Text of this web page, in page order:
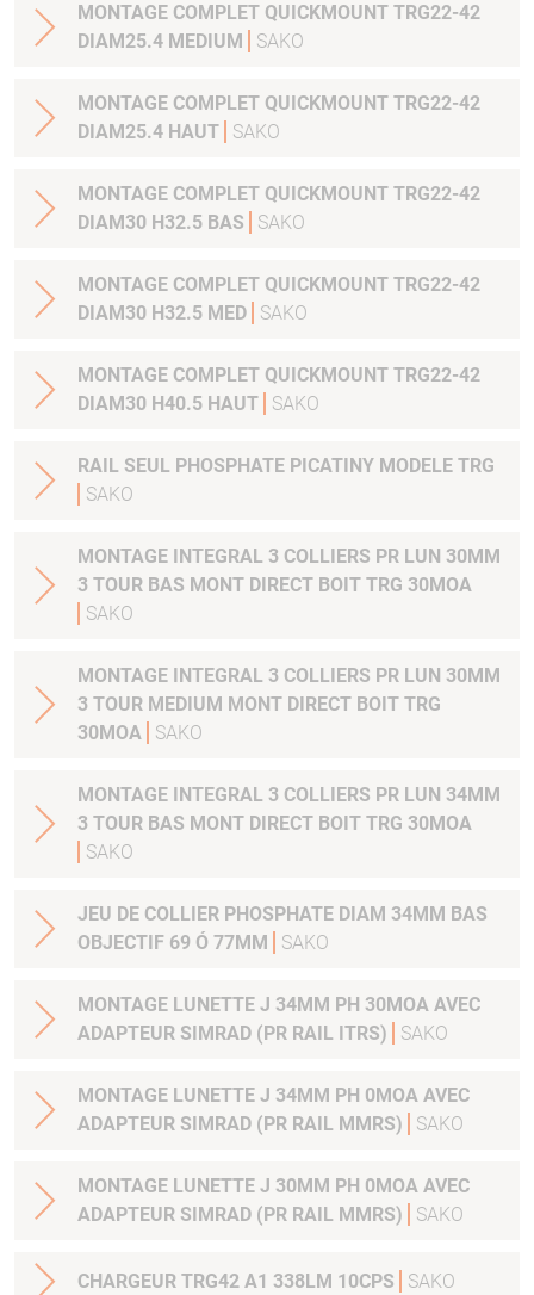
MONTAGE COMPLET QUICKMOUNT TRG22-42
DIAM25.4 MEDIUM
SAKO
MONTAGE COMPLET QUICKMOUNT TRG22-42
DIAM25.4 HAUT
SAKO
MONTAGE COMPLET QUICKMOUNT TRG22-42
DIAM30 H32.5 BAS
SAKO
MONTAGE COMPLET QUICKMOUNT TRG22-42
DIAM30 H32.5 MED
SAKO
MONTAGE COMPLET QUICKMOUNT TRG22-42
DIAM30 H40.5 HAUT
SAKO
RAIL SEUL PHOSPHATE PICATINY MODELE TRG
SAKO
MONTAGE INTEGRAL 3 COLLIERS PR LUN 30MM
3 TOUR BAS MONT DIRECT BOIT TRG 30MOA
SAKO
MONTAGE INTEGRAL 3 COLLIERS PR LUN 30MM
3 TOUR MEDIUM MONT DIRECT BOIT TRG
30MOA
SAKO
MONTAGE INTEGRAL 3 COLLIERS PR LUN 34MM
3 TOUR BAS MONT DIRECT BOIT TRG 30MOA
SAKO
JEU DE COLLIER PHOSPHATE DIAM 34MM BAS
OBJECTIF 69 Ó 77MM
SAKO
MONTAGE LUNETTE J 34MM PH 30MOA AVEC
ADAPTEUR SIMRAD (PR RAIL ITRS)
SAKO
MONTAGE LUNETTE J 34MM PH 0MOA AVEC
ADAPTEUR SIMRAD (PR RAIL MMRS)
SAKO
MONTAGE LUNETTE J 30MM PH 0MOA AVEC
ADAPTEUR SIMRAD (PR RAIL MMRS)
SAKO
CHARGEUR TRG42 A1 338LM 10CPS SAKO